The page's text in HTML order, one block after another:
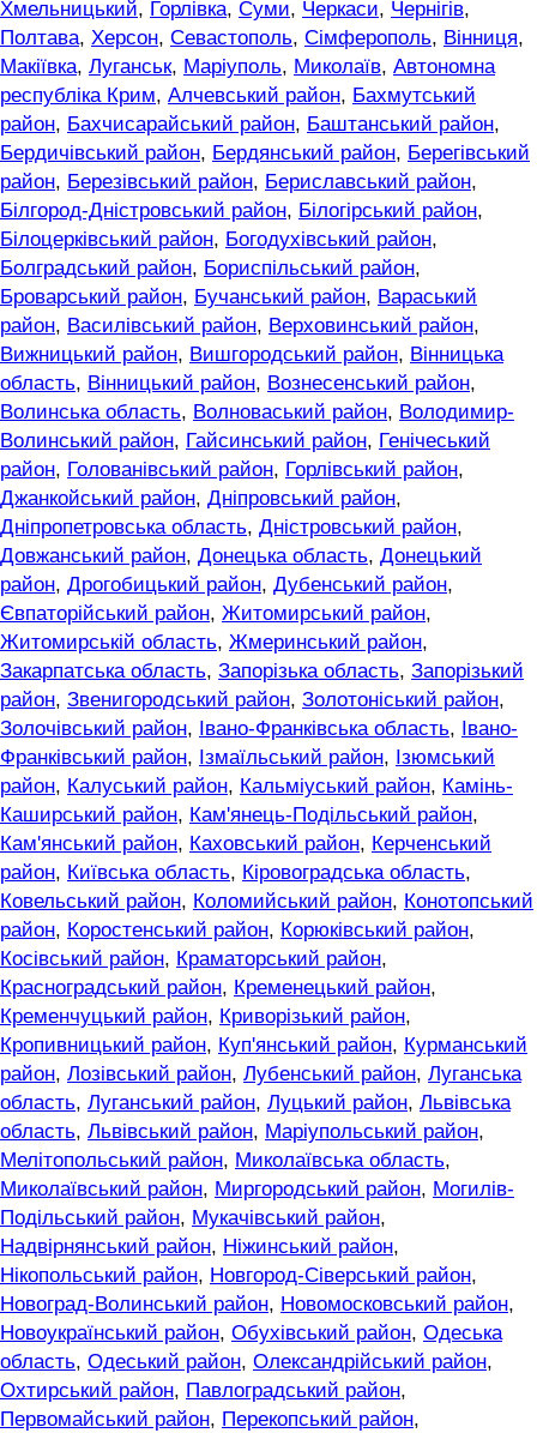
Хмельницький, Горлівка, Суми, Черкаси, Чернігів,
Полтава, Херсон, Севастополь, Сімферополь, Вінниця,
Макіївка, Луганськ, Маріуполь, Миколаїв, Автономна
республіка Крим, Алчевський район, Бахмутський
район, Бахчисарайський район, Баштанський район,
Бердичівський район, Бердянський район, Берегівський
район, Березівський район, Бериславський район,
Білгород-Дністровський район, Білогірський район,
Білоцерківський район, Богодухівський район,
Болградський район, Бориспільський район,
Броварський район, Бучанський район, Вараський
район, Василівський район, Верховинський район,
Вижницький район, Вишгородський район, Вінницька
область, Вінницький район, Вознесенський район,
Волинська область, Волноваський район, Володимир-
Волинський район, Гайсинський район, Генічеський
район, Голованівський район, Горлівський район,
Джанкойський район, Дніпровський район,
Дніпропетровська область, Дністровський район,
Довжанський район, Донецька область, Донецький
район, Дрогобицький район, Дубенський район,
Євпаторійський район, Житомирський район,
Житомирській область, Жмеринський район,
Закарпатська область, Запорізька область, Запорізький
район, Звенигородський район, Золотоніський район,
Золочівський район, Івано-Франківська область,
Івано-
Франківський район, Ізмаїльський район, Ізюмський
район, Калуський район, Кальміуський район, Камінь-
Каширський район, Кам'янець-Подільський район,
Кам'янський район, Каховський район, Керченський
район, Київська область, Кіровоградська область,
Ковельський район, Коломийський район, Конотопський
район, Коростенський район, Корюківський район,
Косівський район, Краматорський район,
Красноградський район, Кременецький район,
Кременчуцький район, Криворізький район,
Кропивницький район, Куп'янський район, Курманський
район, Лозівський район, Лубенський район, Луганська
область, Луганський район, Луцький район, Львівська
область, Львівський район, Маріупольський район,
Мелітопольський район, Миколаївська область,
Миколаївський район, Миргородський район, Могилів-
Подільський район, Мукачівський район,
Надвірнянський район, Ніжинський район,
Нікопольський район, Новгород-Сіверський район,
Новоград-Волинський район, Новомосковський район,
Новоукраїнський район, Обухівський район, Одеська
область, Одеський район, Олександрійський район,
Охтирський район, Павлоградський район,
Первомайський район, Перекопський район,